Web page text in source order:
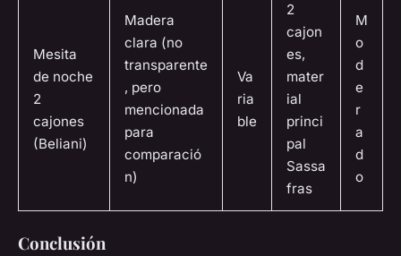
Mesita
de noche
2
cajones
(Beliani)
Madera
clara (no
transparente
, pero
mencionada
para
comparació
n)
Va
ria
ble
2
cajon
es,
mater
ial
princi
pal
Sassa
fras
M
o
d
e
r
a
d
o
Conclusión